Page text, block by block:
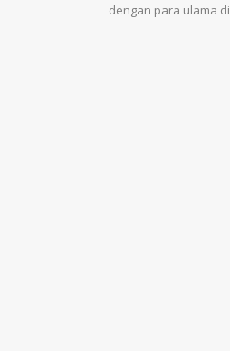
dengan para ulama